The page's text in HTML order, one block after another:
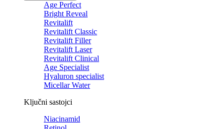
Age Perfect
Bright Reveal
Revitalift
Revitalift Classic
Revitalift Filler
Revitalift Laser
Revitalift Clinical
Age Specialist
Hyaluron specialist
Micellar Water
Ključni sastojci
Niacinamid